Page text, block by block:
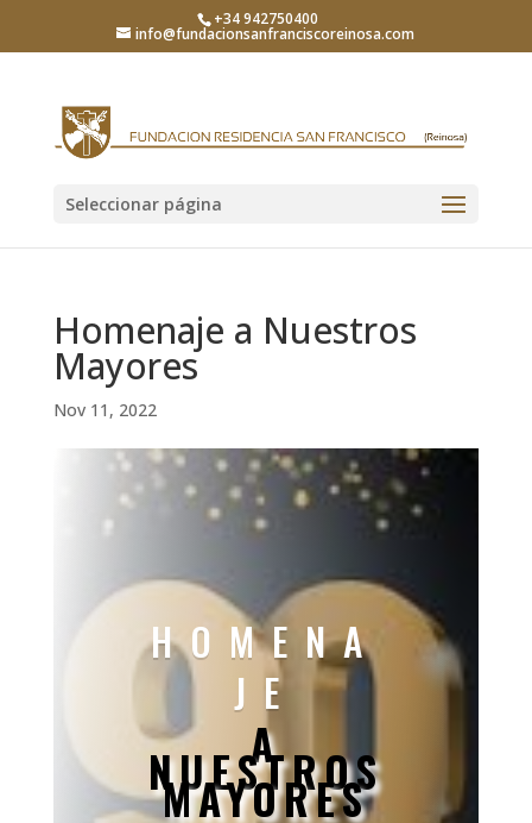
+34 942750400
info@fundacionsanfranciscoreinosa.com
Seleccionar página
Homenaje a Nuestros
Mayores
Nov 11, 2022
HOMENA
JE
A
NUESTROS
MAYORES